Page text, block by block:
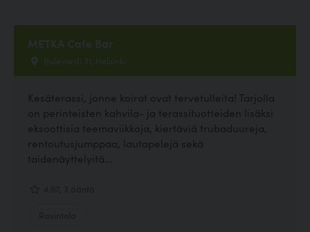
METKA Cafe Bar
Bulevardi 31, Helsinki
Kesäterassi, jonne koirat ovat tervetulleita! Tarjolla
on perinteisten kahvila- ja terassituotteiden lisäksi
eksoottisia teemaviikkoja, kiertäviä trubaduureja,
rentoutusjumppaa, lautapelejä sekä
taidenäyttelyitä...